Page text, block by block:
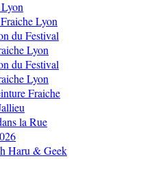
Lyon
du Festival
Lyon
du Festival
Lyon
Fraiche
la Rue
Haru & Geek